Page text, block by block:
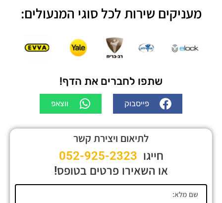
מעניקים שירות לכל סוגי המנעולים:
שתפו לחברים את הדף!
פייסבוק ווצאפ
לתיאום ויצירת קשר
חייגו 052-925-2323
או השאירו פרטים בטופס!